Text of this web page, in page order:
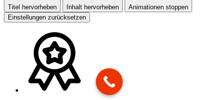
Titel hervorheben Inhalt hervorheben
Animationen stoppen
Einstellungen zurücksetzen